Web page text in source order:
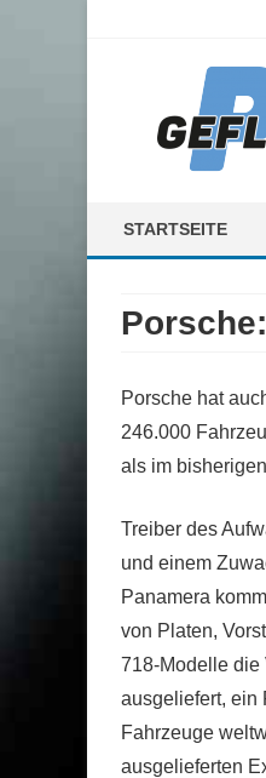
STARTSEITE
Porsche hat
246.000
als im
Treiber des
und einem
Panamera
von Platen,
718-Modelle die
ausgeliefert, ein
Fahrzeuge
ausgelieferten